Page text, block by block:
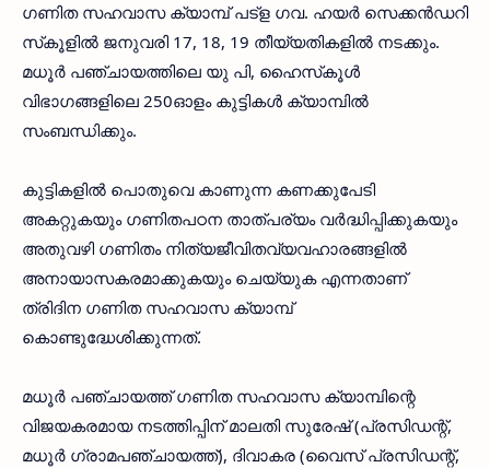
ഗണിത സഹവാസ ക്യാമ്പ് പട്‌ള ഗവ. ഹയര്‍ സെക്കന്‍ഡറി
സ്‌കൂളില്‍ ജനുവരി 17, 18, 19 തീയ്യതികളില്‍ നടക്കും.
മധൂര്‍ പഞ്ചായത്തിലെ യു പി, ഹൈസ്‌കൂള്‍
വിഭാഗങ്ങളിലെ 250ഓളം കുട്ടികള്‍ ക്യാമ്പില്‍
സംബന്ധിക്കും.
കുട്ടികളില്‍ പൊതുവെ കാണുന്ന കണക്കുപേടി
അകറ്റുകയും ഗണിതപഠന താത്പര്യം വര്‍ദ്ധിപ്പിക്കുകയും
അതുവഴി ഗണിതം നിത്യജീവിതവ്യവഹാരങ്ങളില്‍
അനായാസകരമാക്കുകയും ചെയ്യുക എന്നതാണ്
ത്രിദിന ഗണിത സഹവാസ ക്യാമ്പ്
കൊണ്ടുദ്ധേശിക്കുന്നത്.
മധൂര്‍ പഞ്ചായത്ത് ഗണിത സഹവാസ ക്യാമ്പിന്റെ
വിജയകരമായ നടത്തിപ്പിന് മാലതി സുരേഷ് (പ്രസിഡന്റ്,
മധൂര്‍ ഗ്രാമപഞ്ചായത്ത്), ദിവാകര (വൈസ് പ്രസിഡന്റ്,